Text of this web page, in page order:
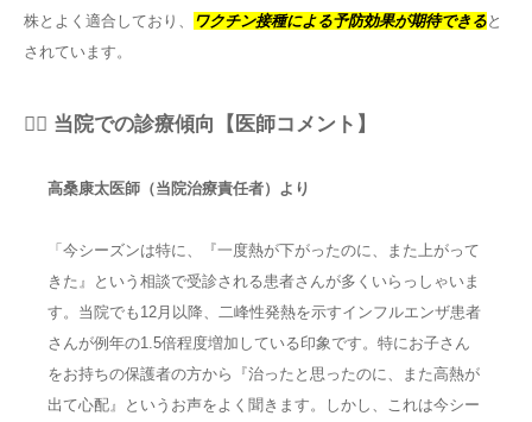
株とよく適合しており、
ワクチン接種による予防効果が期待できると
されています。
👨‍⚕️ 当院での診療傾向【医師コメント】
高桑康太医師（当院治療責任者）より
「今シーズンは特に、『一度熱が下がったのに、また上がって
きた』という相談で受診される患者さんが多くいらっしゃいま
す。当院でも12月以降、二峰性発熱を示すインフルエンザ患者
さんが例年の1.5倍程度増加している印象です。特にお子さん
をお持ちの保護者の方から『治ったと思ったのに、また高熱が
出て心配』というお声をよく聞きます。しかし、これは今シー